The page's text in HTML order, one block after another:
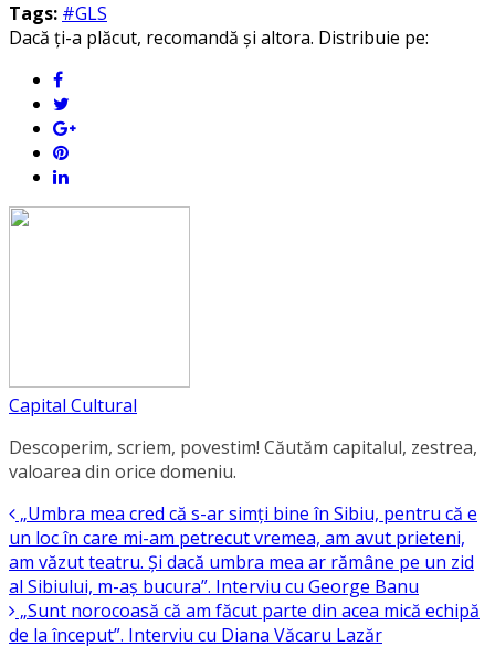
Tags: #GLS
Dacă ți-a plăcut, recomandă și altora. Distribuie pe:
Capital Cultural
Descoperim, scriem, povestim! Căutăm capitalul, zestrea,
valoarea din orice domeniu.
„Umbra mea cred că s-ar simți bine în Sibiu, pentru că e
un loc în care mi-am petrecut vremea, am avut prieteni,
am văzut teatru. Și dacă umbra mea ar rămâne pe un zid
al Sibiului, m-aș bucura”. Interviu cu George Banu
„Sunt norocoasă că am făcut parte din acea mică echipă
de la început”. Interviu cu Diana Văcaru Lazăr